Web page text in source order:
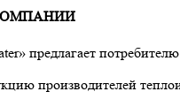
предлагает
производителей